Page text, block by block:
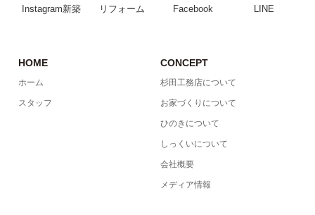
Instagram新築 リフォーム Facebook LINE
HOME
ホーム
スタッフ
CONCEPT
杉田工務店について
お家づくりについて
ひのきについて
しっくいについて
会社概要
メディア情報